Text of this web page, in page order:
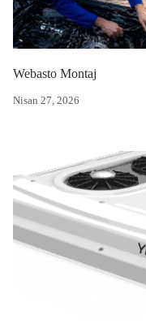
Nisan 27, 2026
Webasto Montaj